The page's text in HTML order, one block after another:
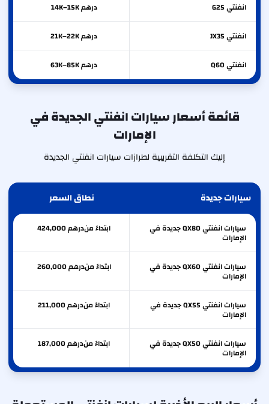
انفنتيG25 درهم 14K–15K
انفنتيJX35 درهم 21K–22K
انفنتيQ60 درهم 63K–85K
قائمة أسعار سيارات انفنتي الجديدة في
الإمارات
إليك التكلفة التقريبية لطرازات سيارات انفنتي الجديدة
سيارات جديدة نطاق السعر
سيارات انفنتي QX80 جديدة في
الإمارات
ابتداءً من 424,000درهم
سيارات انفنتي QX60 جديدة في
الإمارات
ابتداءً من 260,000درهم
سيارات انفنتي QX55 جديدة في
الإمارات
ابتداءً من 211,000درهم
سيارات انفنتي QX50 جديدة في
الإمارات
ابتداءً من 187,000درهم